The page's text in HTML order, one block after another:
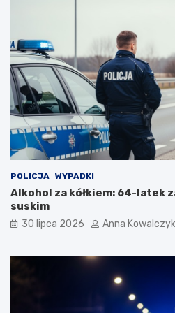
n
o
ś
c
i
p
p
a
n
d
e
m
i
i
e
POLICJA WYPADKI
Alkohol za kółkiem: 64-latek
suskim
30 lipca 2026 Anna Kowalczyk